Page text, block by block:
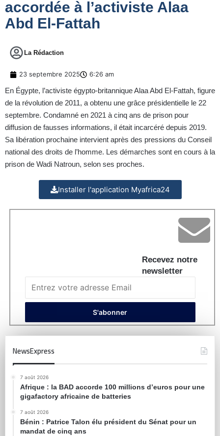
accordée à l’activiste Alaa
Abd El-Fattah
La Rédaction
23 septembre 2025 6:26 am
En Égypte, l’activiste égypto-britannique Alaa Abd El-Fattah, figure
de la révolution de 2011, a obtenu une grâce présidentielle le 22
septembre. Condamné en 2021 à cinq ans de prison pour
diffusion de fausses informations, il était incarcéré depuis 2019.
Sa libération prochaine intervient après des pressions du Conseil
national des droits de l’homme. Les démarches sont en cours à la
prison de Wadi Natroun, selon ses proches.
Installer l'application Myafrica24
Recevez notre
newsletter
NewsExpress
7 août 2026
Afrique : la BAD accorde 100 millions d’euros pour une
gigafactory africaine de batteries
7 août 2026
Bénin : Patrice Talon élu président du Sénat pour un
mandat de cinq ans